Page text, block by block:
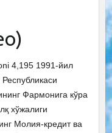
4,195 1991-йил
Фармонига кўра
хўжалиги
Молия-кредит ва